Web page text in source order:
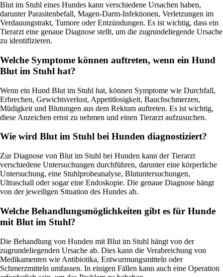
Blut im Stuhl eines Hundes kann verschiedene Ursachen haben,
darunter Parasitenbefall, Magen-Darm-Infektionen, Verletzungen im
Verdauungstrakt, Tumore oder Entzündungen. Es ist wichtig, dass ein
Tierarzt eine genaue Diagnose stellt, um die zugrundeliegende Ursache
zu identifizieren.
Welche Symptome können auftreten, wenn ein Hund
Blut im Stuhl hat?
Wenn ein Hund Blut im Stuhl hat, können Symptome wie Durchfall,
Erbrechen, Gewichtsverlust, Appetitlosigkeit, Bauchschmerzen,
Müdigkeit und Blutungen aus dem Rektum auftreten. Es ist wichtig,
diese Anzeichen ernst zu nehmen und einen Tierarzt aufzusuchen.
Wie wird Blut im Stuhl bei Hunden diagnostiziert?
Zur Diagnose von Blut im Stuhl bei Hunden kann der Tierarzt
verschiedene Untersuchungen durchführen, darunter eine körperliche
Untersuchung, eine Stuhlprobeanalyse, Blutuntersuchungen,
Ultraschall oder sogar eine Endoskopie. Die genaue Diagnose hängt
von der jeweiligen Situation des Hundes ab.
Welche Behandlungsmöglichkeiten gibt es für Hunde
mit Blut im Stuhl?
Die Behandlung von Hunden mit Blut im Stuhl hängt von der
zugrundeliegenden Ursache ab. Dies kann die Verabreichung von
Medikamenten wie Antibiotika, Entwurmungsmitteln oder
Schmerzmitteln umfassen. In einigen Fällen kann auch eine Operation